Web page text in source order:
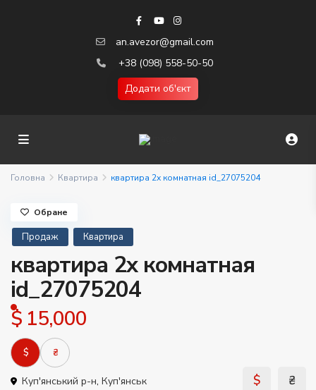
an.avezor@gmail.com
+38 (098) 558-50-50
Додати об'єкт
Головна Квартира квартира 2х комнатная id_27075204
Продаж Квартира
квартира 2х комнатная
id_27075204
$ 15,000
$ ₴
Куп'янський р-н, Куп'янськ
Обране
$ ₴